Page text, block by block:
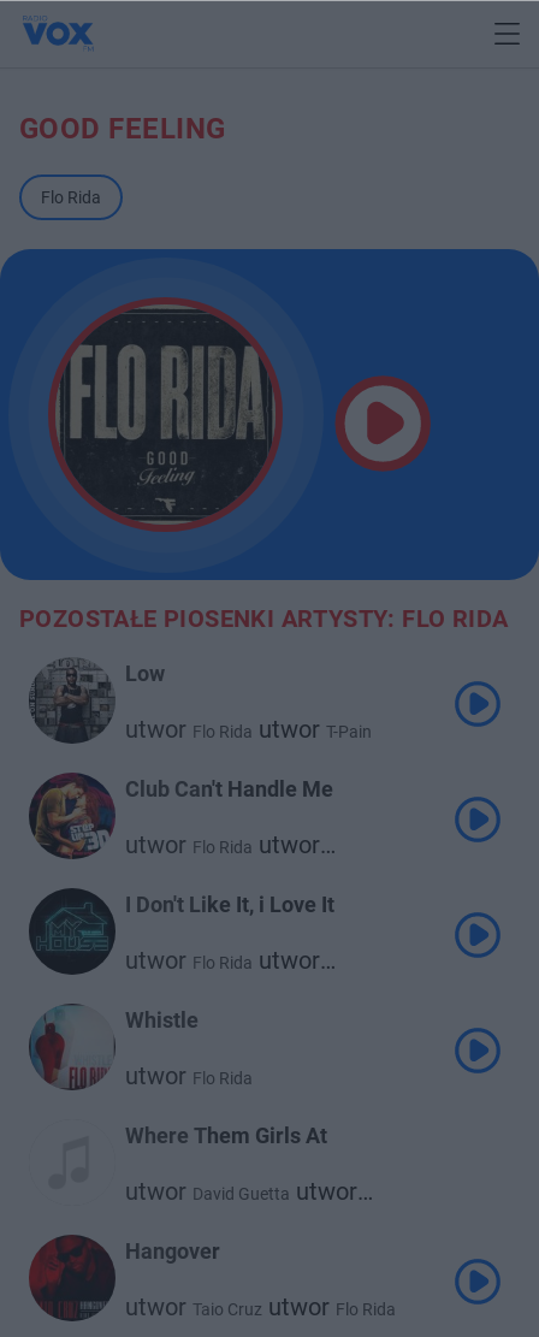
GOOD FEELING
Flo Rida
POZOSTAŁE PIOSENKI ARTYSTY: FLO RIDA
Low
utwor Flo Rida utwor T-Pain
Club Can't Handle Me
utwor Flo Rida utwor
I Don't Like It, i Love It
utwor Flo Rida utwor
Whistle
utwor Flo Rida
Where Them Girls At
utwor David Guetta utwor
Hangover
utwor Taio Cruz utwor Flo Rida